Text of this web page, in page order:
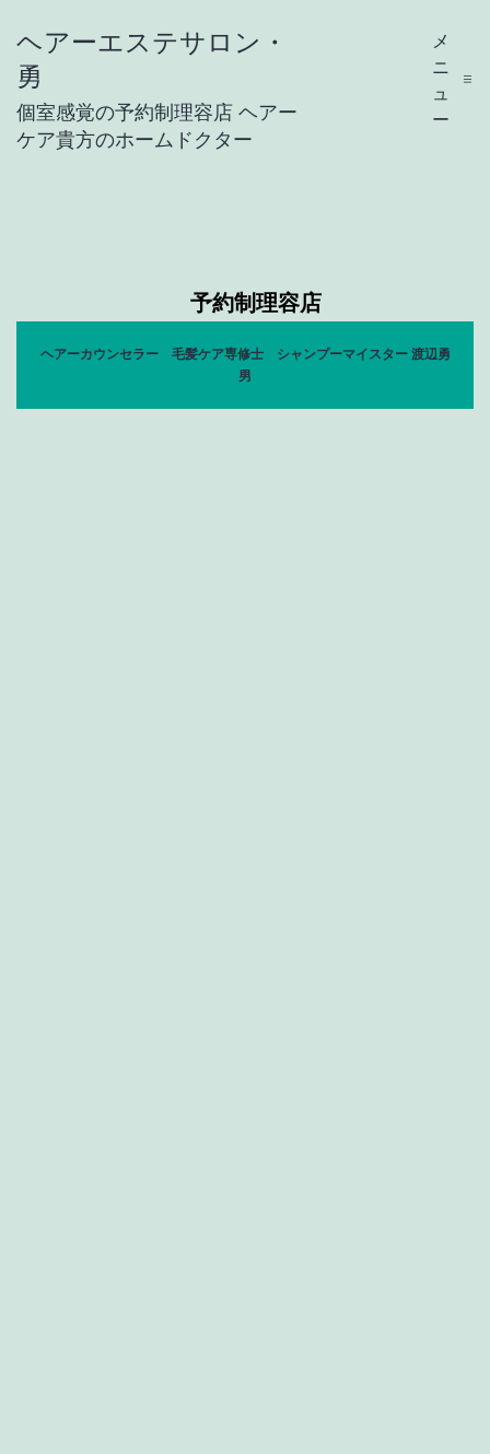
テ
ン
ヘアーエステサロン・
勇
個室感覚の予約制理容店 ヘアー
ケア貴方のホームドクター
メ
ニ
ュ
ー
予約制理容店
ヘアーカウンセラー 毛髪ケア専修士 シャンプーマイスター 渡辺勇
男